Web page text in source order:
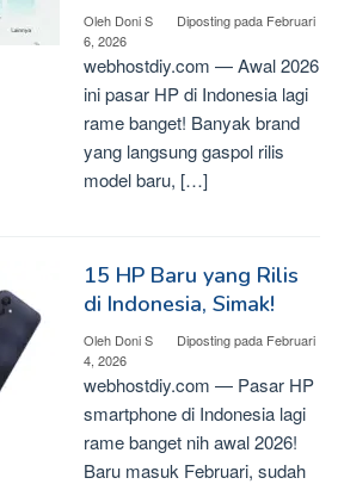
Oleh Doni S Diposting pada Februari
6, 2026
webhostdiy.com — Awal 2026
ini pasar HP di Indonesia lagi
rame banget! Banyak brand
yang langsung gaspol rilis
model baru, […]
15 HP Baru yang Rilis
di Indonesia, Simak!
Oleh Doni S Diposting pada Februari
4, 2026
webhostdiy.com — Pasar HP
smartphone di Indonesia lagi
rame banget nih awal 2026!
Baru masuk Februari, sudah